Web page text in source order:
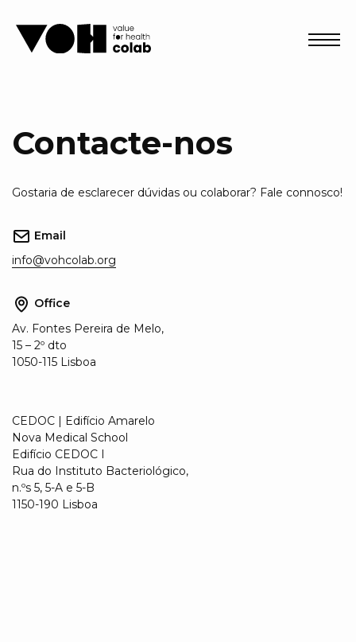
Contacte-nos
Gostaria de esclarecer dúvidas ou colaborar? Fale connosco!
Email
info@vohcolab.org
Office
Av. Fontes Pereira de Melo,
15 – 2º dto
1050-115 Lisboa
CEDOC | Edifício Amarelo
Nova Medical School
Edifício CEDOC I
Rua do Instituto Bacteriológico,
n.ºs 5, 5-A e 5-B
1150-190 Lisboa